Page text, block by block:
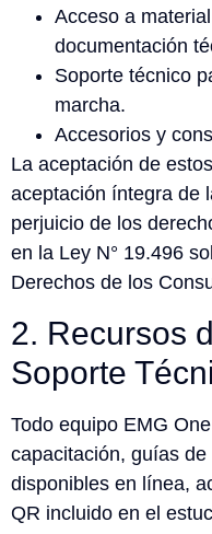
Acceso a
documentación
Soporte técnico
marcha.
Accesorios y
La aceptación de
aceptación íntegra de
perjuicio de los
en la Ley N° 19.496
Derechos de los
2. Recursos
Soporte
Todo equipo EMG
capacitación, guías
disponibles en línea,
QR incluido en el